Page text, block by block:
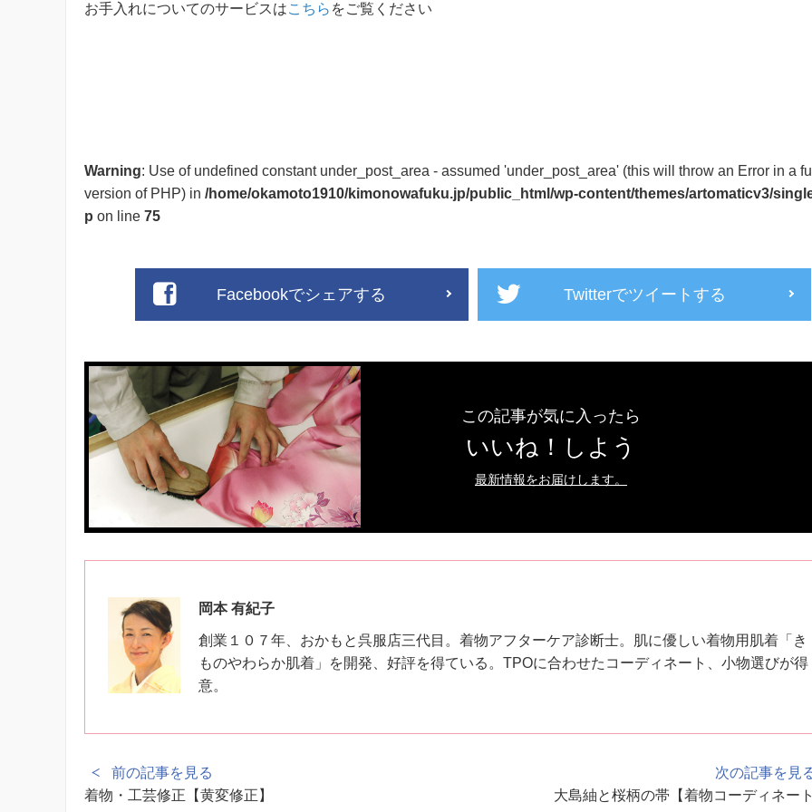
お手入れについてのサービスはこちら をご覧ください
Warning: Use of undefined constant under_post_area - assumed 'under_post_area' (this will throw an Error in a
version of PHP) in /home/okamoto1910/kimonowafuku.jp/public_html/wp-content/themes/artomaticv3/
p on line 75
Facebookでシェアする Twitterでツイートする
この記事が気に入ったら
いいね！しよう
最新情報をお届けします。
岡本 有紀子
創業１０７年、おかもと呉服店三代目。着物アフターケア診断士。肌に優しい着物用肌着「き
ものやわらか肌着」を開発、好評を得ている。TPOに合わせたコーディネート、小物選びが得
意。
前の記事を見る
着物・工芸修正【黄変修正】
次の記事を見
大島紬と桜柄の帯【着物コーディネー